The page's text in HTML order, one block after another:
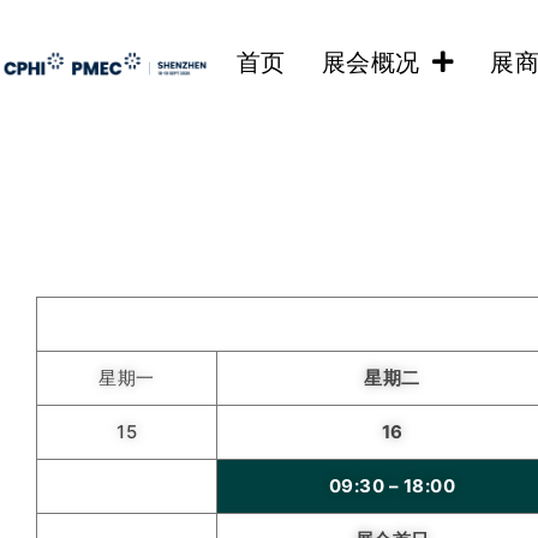
首页 展会概况 展
星期一 星期二
15 16
09:30 – 18:00